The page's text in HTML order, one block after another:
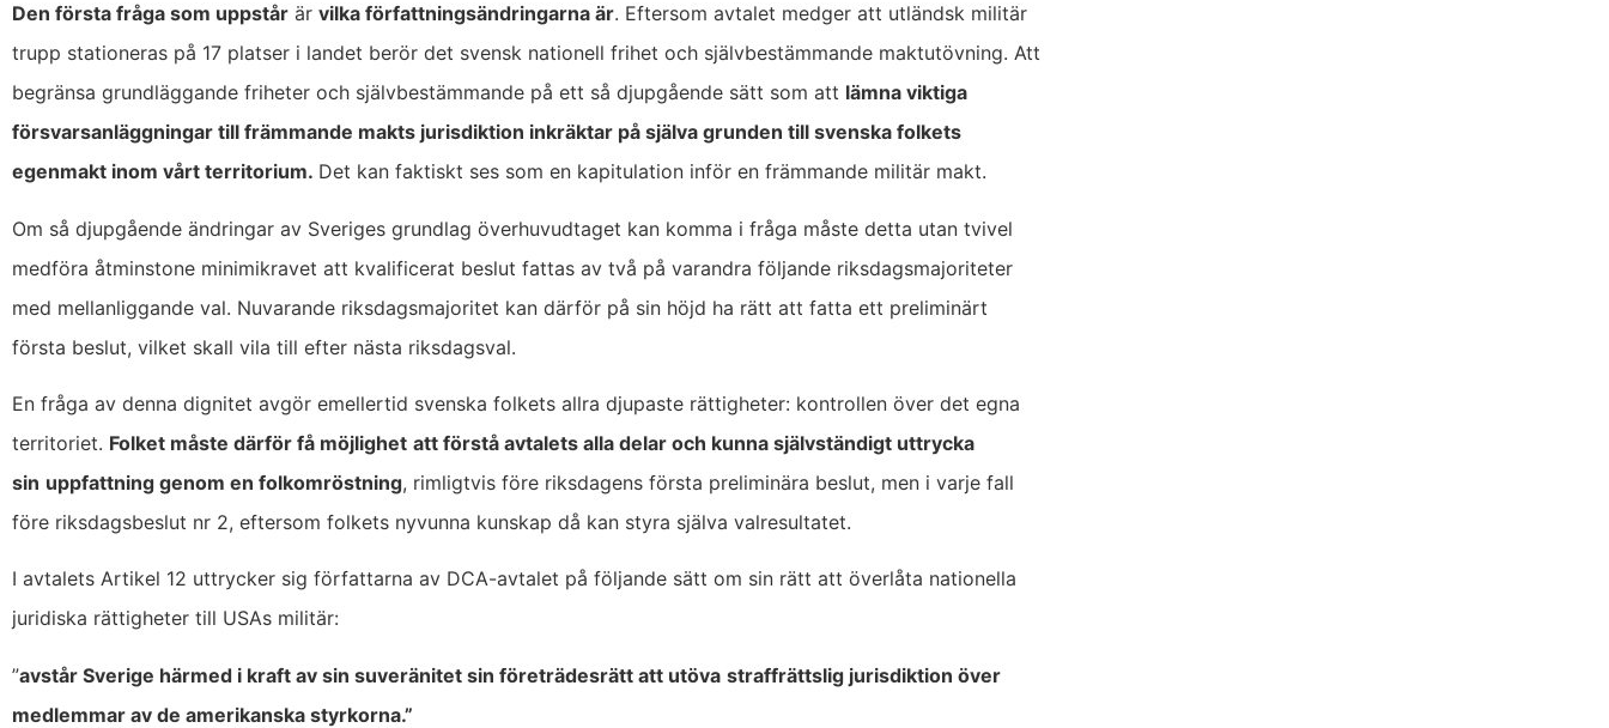
Den första fråga som uppstår är vilka författningsändringarna är. Eftersom avtalet medger att utländsk militär
trupp stationeras på 17 platser i landet berör det svensk nationell frihet och självbestämmande maktutövning. Att
begränsa grundläggande friheter och självbestämmande på ett så djupgående sätt som att lämna viktiga
försvarsanläggningar till främmande makts jurisdiktion inkräktar på själva grunden till svenska folkets
egenmakt inom vårt territorium. Det kan faktiskt ses som en kapitulation inför en främmande militär makt.
Om så djupgående ändringar av Sveriges grundlag överhuvudtaget kan komma i fråga måste detta utan tvivel
medföra åtminstone minimikravet att kvalificerat beslut fattas av två på varandra följande riksdagsmajoriteter
med mellanliggande val. Nuvarande riksdagsmajoritet kan därför på sin höjd ha rätt att fatta ett preliminärt
första beslut, vilket skall vila till efter nästa riksdagsval.
En fråga av denna dignitet avgör emellertid svenska folkets allra djupaste rättigheter: kontrollen över det egna
territoriet. Folket måste därför få möjlighet att förstå avtalets alla delar och kunna självständigt uttrycka
sin uppfattning genom en folkomröstning, rimligtvis före riksdagens första preliminära beslut, men i varje fall
före riksdagsbeslut nr 2, eftersom folkets nyvunna kunskap då kan styra själva valresultatet.
I avtalets Artikel 12 uttrycker sig författarna av DCA-avtalet på följande sätt om sin rätt att överlåta nationella
juridiska rättigheter till USAs militär:
”avstår Sverige härmed i kraft av sin suveränitet sin företrädesrätt att utöva straffrättslig jurisdiktion över
medlemmar av de amerikanska styrkorna.”